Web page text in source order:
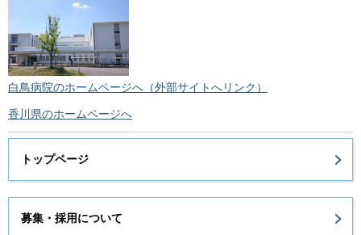
白鳥病院のホームページへ（外部サイトへリンク）
香川県のホームページへ
トップページ
募集・採用について